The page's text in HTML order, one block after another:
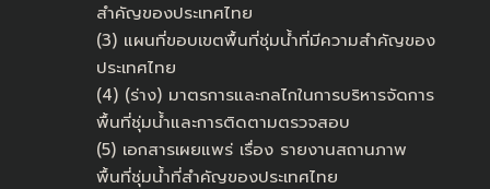
สำคัญของประเทศไทย
(3) แผนที่ขอบเขตพื้นที่ชุ่มน้ำที่มีความสำคัญของ
ประเทศไทย
(4) (ร่าง) มาตรการและกลไกในการบริหารจัดการ
พื้นที่ชุ่มน้ำและการติดตามตรวจสอบ
(5) เอกสารเผยแพร่ เรื่อง รายงานสถานภาพ
พื้นที่ชุ่มน้ำที่สำคัญของประเทศไทย